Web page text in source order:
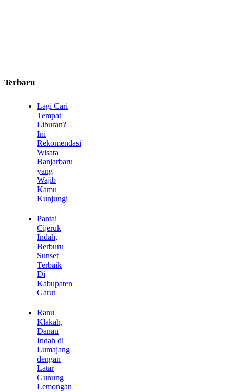
Terbaru
Lagi Cari
Tempat
Liburan?
Ini
Rekomendasi
Wisata
Banjarbaru
yang
Wajib
Kamu
Kunjungi
Pantai
Cijeruk
Indah,
Berburu
Sunset
Terbaik
Di
Kabupaten
Garut
Ranu
Klakah,
Danau
Indah di
Lumajang
dengan
Latar
Gunung
Lemongan